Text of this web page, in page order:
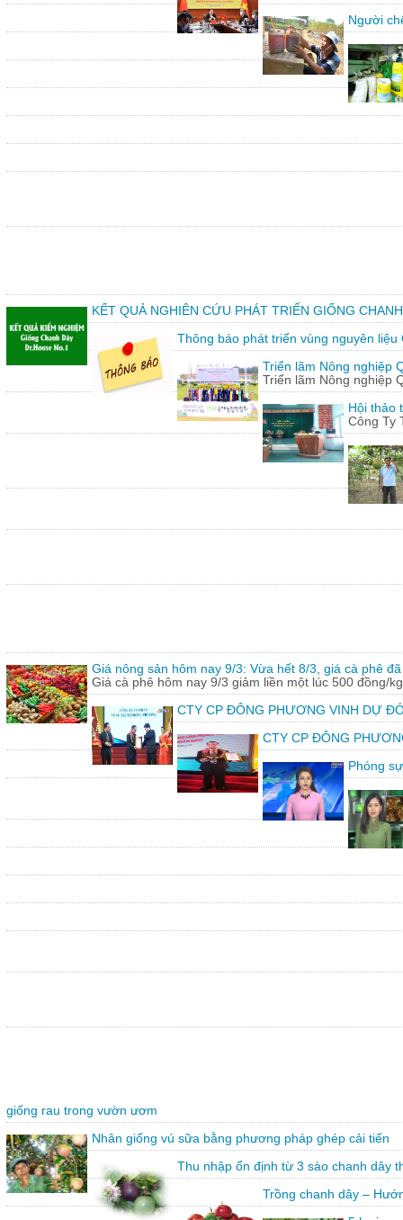
Người
KẾT QUẢ NGHIÊN CỨU PHÁT TRIỂN GIỐNG
Thông báo phát triển vùng nguyên liệu
Triển lãm Nông nghiệp
Triển lãm Nông nghiệp
Hội thảo
Công Ty
Giá nông sản hôm nay 9/3: Vừa hết 8/3, giá cà phê
Giá cà phê hôm nay 9/3 giảm liền một lúc 500 đồng/
CTY CP ĐÔNG PHƯƠNG VINH DỰ
CTY CP ĐÔNG
Phóng
giống rau trong vườn ươm
Nhân giống vú sữa bằng phương pháp ghép cải tiến
Thu nhập ổn định từ 3 sào chanh dây
Trồng chanh dây –